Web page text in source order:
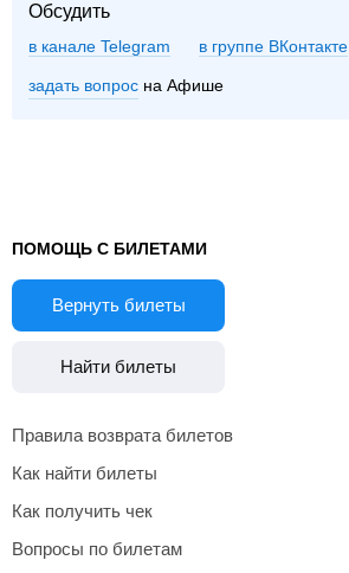
Обсудить
в канале Telegram группе ВКонтакте
задать вопрос на Афише
ПОМОЩЬ С БИЛЕТАМИ
Вернуть билеты
Найти билеты
Правила возврата билетов
Как найти билеты
Как получить чек
Вопросы по билетам